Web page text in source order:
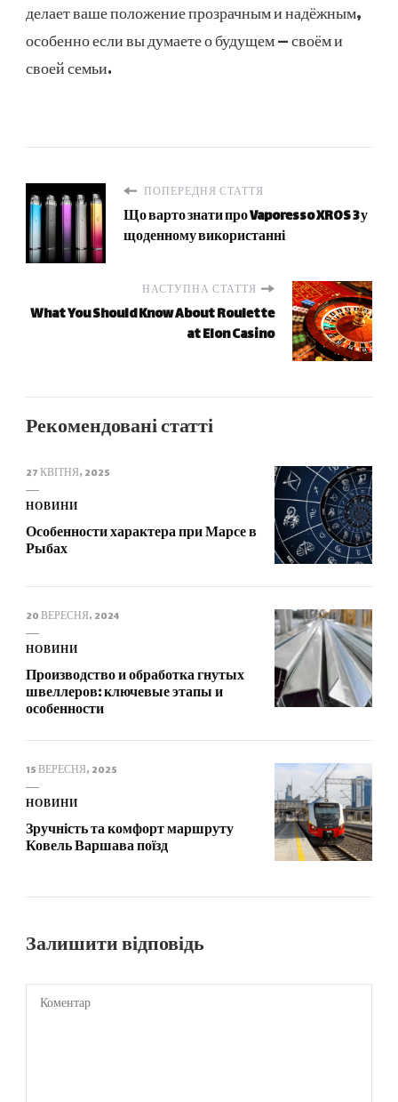
делает ваше положение прозрачным и надёжным,
особенно если вы думаете о будущем — своём и
своей семьи.
ПОПЕРЕДНЯ СТАТТЯ
Що варто знати про Vaporesso XROS 3 у
щоденному використанні
НАСТУПНА СТАТТЯ
What You Should Know About Roulette
at Elon Casino
Рекомендовані статті
27 КВІТНЯ, 2025
НОВИНИ
Особенности характера при Марсе в
Рыбах
20 ВЕРЕСНЯ, 2024
НОВИНИ
Производство и обработка гнутых
швеллеров: ключевые этапы и
особенности
15 ВЕРЕСНЯ, 2025
НОВИНИ
Зручність та комфорт маршруту
Ковель Варшава поїзд
Залишити відповідь